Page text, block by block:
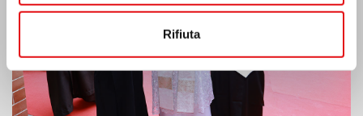
Rifiuta